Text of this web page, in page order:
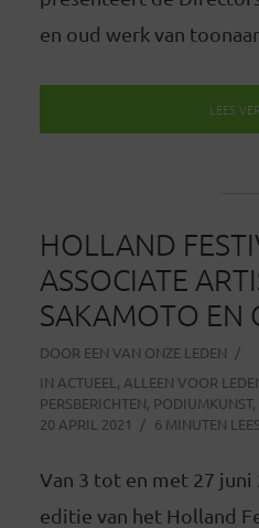
en oud werk van
LEES
HOLLAND
ASSOCIATE
SAKAMOTO EN
DOOR EEN VAN ONZE LEDEN
IN ACTUEEL , ALLEEN VOOR
PERSBERICHTEN, PODIUMKUNST,
20 APRIL 2021
6 MINUTEN
Van 3 tot en met 27 juni
editie van het Holland